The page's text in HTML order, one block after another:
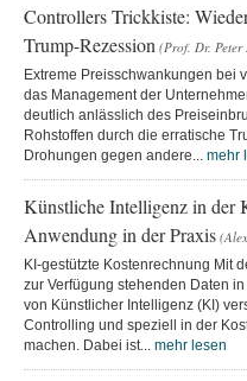
Controllers Trickkiste:
Trump-Rezession (Prof. Dr. Peter
Extreme Preisschwankungen bei
das Management der
deutlich anlässlich des
Rohstoffen durch die erratische
Drohungen gegen andere... mehr
Künstliche Intelligenz in der
Anwendung in der Praxis
KI-gestützte Kostenrechnung Mit
zur Verfügung stehenden Daten
von Künstlicher Intelligenz (KI)
Controlling und speziell in der
machen. Dabei ist... mehr lesen